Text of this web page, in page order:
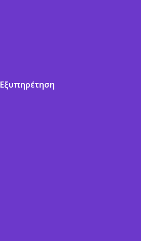
Εξυπηρέτηση